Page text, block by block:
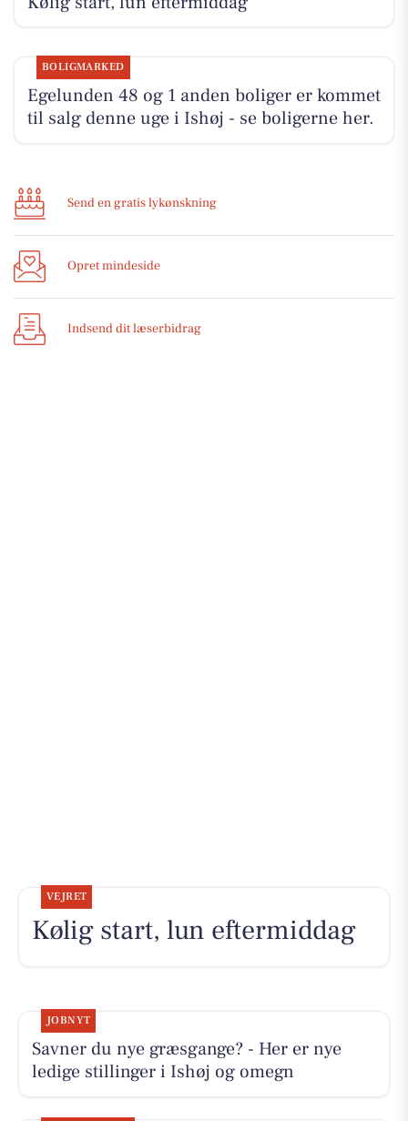
BOLIGMARKED
Egelunden 48 og 1 anden boliger er kommet
til salg denne uge i Ishøj - se boligerne her.
Send en gratis lykønskning
Opret mindeside
Indsend dit læserbidrag
VEJRET
Kølig start, lun eftermiddag
JOBNYT
Savner du nye græsgange? - Her er nye
ledige stillinger i Ishøj og omegn